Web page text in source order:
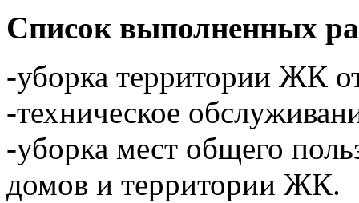
Список выполненных
-уборка территории ЖК
-техническое
-уборка мест общего
домов и территории ЖК.